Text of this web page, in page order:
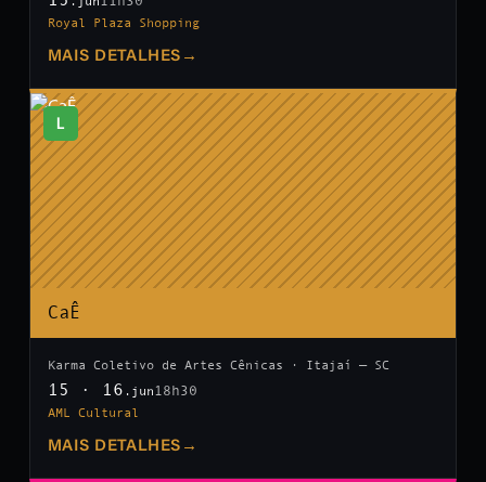
Royal Plaza Shopping
MAIS DETALHES →
L
CaÊ
Karma Coletivo de Artes Cênicas · Itajaí — SC
15 · 16 .jun 18h30
AML Cultural
MAIS DETALHES →